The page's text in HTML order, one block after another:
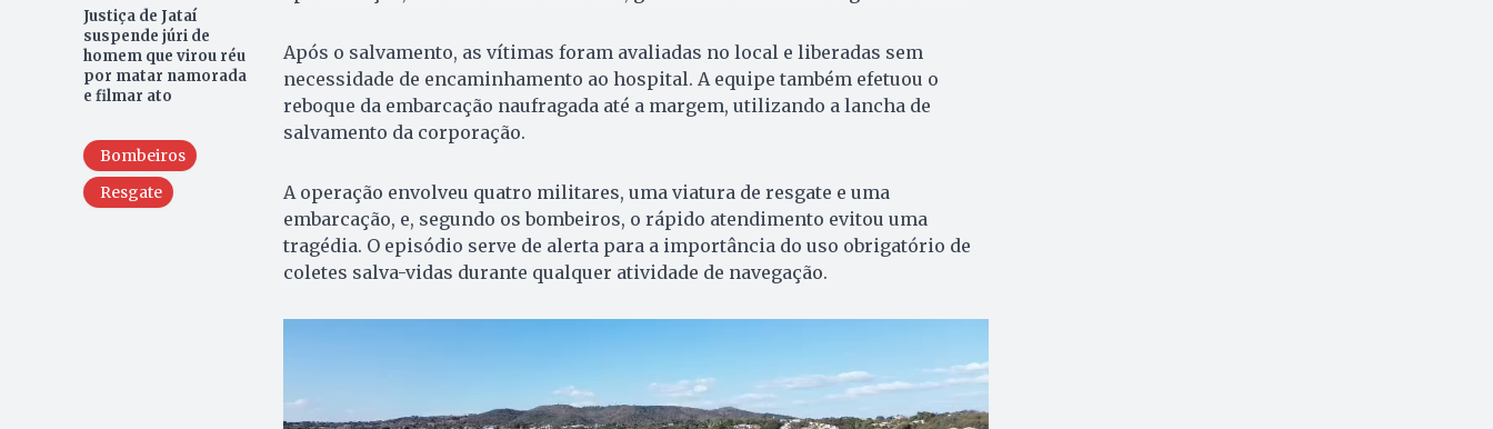
Justiça de Jataí
suspende júri de
homem que virou réu
por matar namorada
e filmar ato
Bombeiros
Resgate
Após o salvamento, as vítimas foram avaliadas no local e liberadas sem
necessidade de encaminhamento ao hospital. A equipe também efetuou o
reboque da embarcação naufragada até a margem, utilizando a lancha de
salvamento da corporação.
A operação envolveu quatro militares, uma viatura de resgate e uma
embarcação, e, segundo os bombeiros, o rápido atendimento evitou uma
tragédia. O episódio serve de alerta para a importância do uso obrigatório de
coletes salva-vidas durante qualquer atividade de navegação.